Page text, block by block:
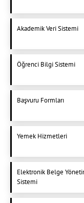
Akademik Veri Sistemi
Öğrenci Bilgi Sistemi
Başvuru Formları
Yemek Hizmetleri
Elektronik Belge
Sistemi